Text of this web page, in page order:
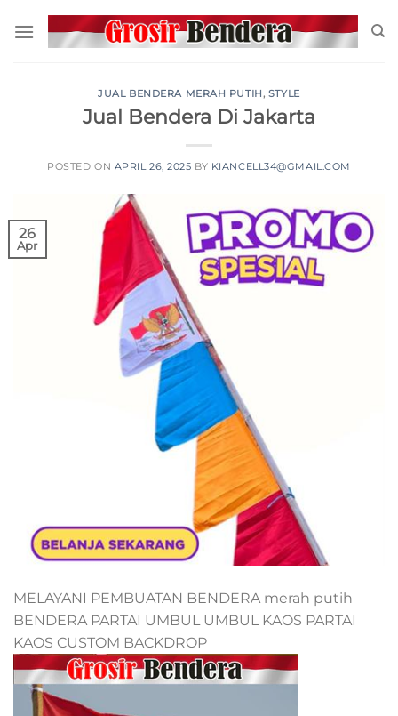
JUAL BENDERA MERAH PUTIH, STYLE
Jual Bendera Di Jakarta
POSTED ON APRIL 26, 2025 BY KIANCELL34@GMAIL.COM
26
Apr
MELAYANI PEMBUATAN BENDERA merah putih
BENDERA PARTAI UMBUL UMBUL KAOS PARTAI
KAOS CUSTOM BACKDROP